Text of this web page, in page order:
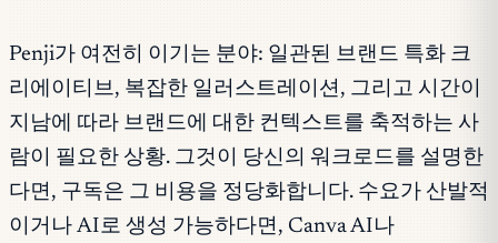
Penji가 여전히 이기는 분야: 일관된 브랜드 특화 크
리에이티브, 복잡한 일러스트레이션, 그리고 시간이
지남에 따라 브랜드에 대한 컨텍스트를 축적하는 사
람이 필요한 상황. 그것이 당신의 워크로드를 설명한
다면, 구독은 그 비용을 정당화합니다. 수요가 산발적
이거나 AI로 생성 가능하다면, Canva AI나